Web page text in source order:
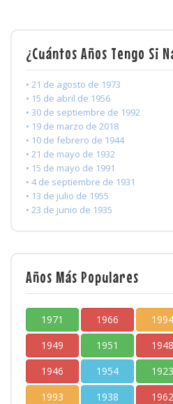
¿Cuántos Años Tengo Si
• 21 de agosto de 1973
• 15 de abril de 1956
• 30 de septiembre de 1992
• 19 de marzo de 2018
• 10 de febrero de 1944
• 21 de mayo de 1932
• 15 de mayo de 1991
• 4 de septiembre de 1931
• 13 de julio de 1955
• 23 de junio de 1935
Años Más Populares
1971 1966 1994
1949
1951 1948
1946
1954 1923
1993
1938 1962